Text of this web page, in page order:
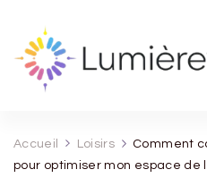
Accueil Loisirs
Comment
pour optimiser mon espace de